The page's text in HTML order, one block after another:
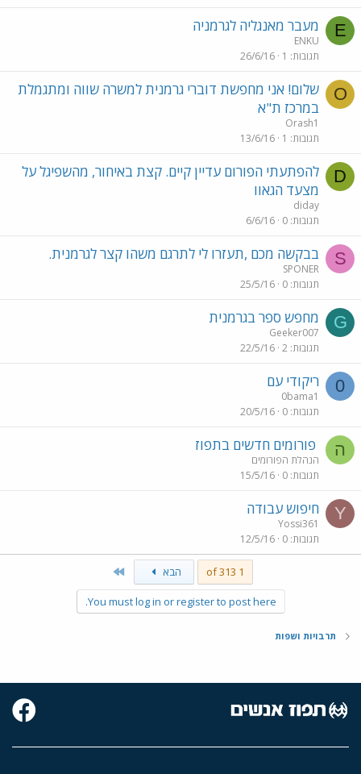
E מעבר מאנגליה לגרמניה
ENKU
תגובות 1
26/6/16
O
שלום! אני מחפשת דוברי גרמנית למשרה שווה ומתגמלת
במרכז ת"א
Orash1
תגובות 1
13/6/16
D
להפתעתי הפורום עדיין קיים. קצת באיחור, מהשפיגל על
מצעד הגאוו
diday
תגובות 0
6/6/16
S בבקשה מכם ,תעזרו לי לתרגם משהו קצר לגרמנית.
SPONER
תגובות 0
25/5/16
G מחפש ספר בגרמנית
Geeker007
תגובות 2
22/5/16
0 ריקודי עם
0bama1
תגובות 0
20/5/16
ה פורומים חדשים בתפוז
הנהלת הפורומים
תגובות 0
15/5/16
Y חיפוש עבודה
Yossi361
תגובות 0
12/5/16
1 of 313 הבא
You must log in or register to post here.
תרבויות ושפות